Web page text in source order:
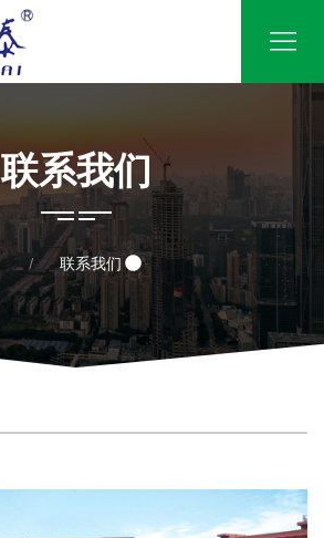
联系我们
联系我们